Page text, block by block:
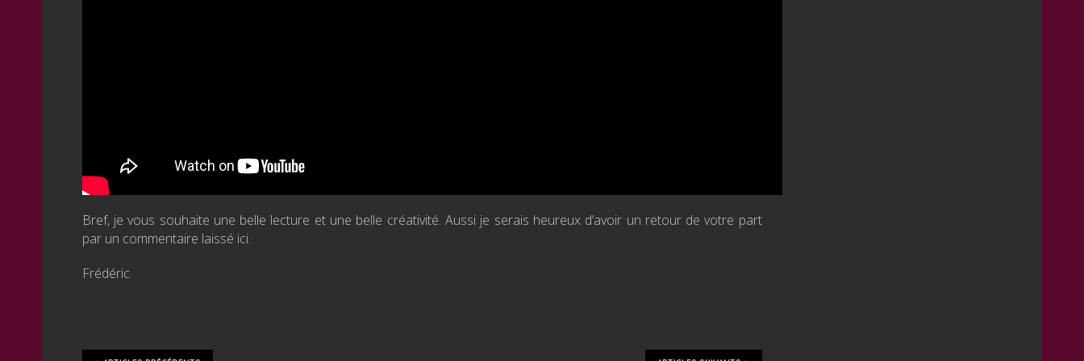
Bref, je vous souhaite une belle lecture et une belle créativité. Aussi je serais heureux d’avoir un retour de votre part
par un commentaire laissé ici.
Frédéric